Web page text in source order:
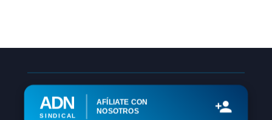
ADN
SINDICAL
AFÍLIATE CON
NOSOTROS